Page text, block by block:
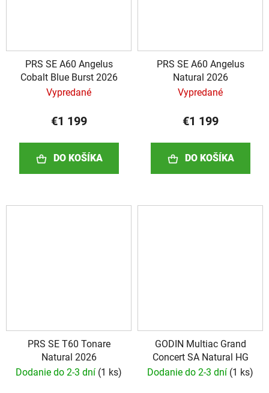
PRS SE A60 Angelus
Cobalt Blue Burst 2026
Vypredané
€1 199
DO KOŠÍKA
PRS SE A60 Angelus
Natural 2026
Vypredané
€1 199
DO KOŠÍKA
PRS SE T60 Tonare
Natural 2026
Dodanie do 2-3 dní (1 ks)
GODIN Multiac Grand
Concert SA Natural HG
Dodanie do 2-3 dní (1 ks)